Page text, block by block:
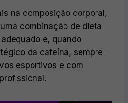
na composição corporal,
combinação de dieta
e, quando
da cafeína, sempre
esportivos e com